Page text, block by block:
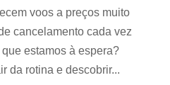
voos a preços muito
cancelamento cada vez
estamos à espera?
da rotina e descobrir...